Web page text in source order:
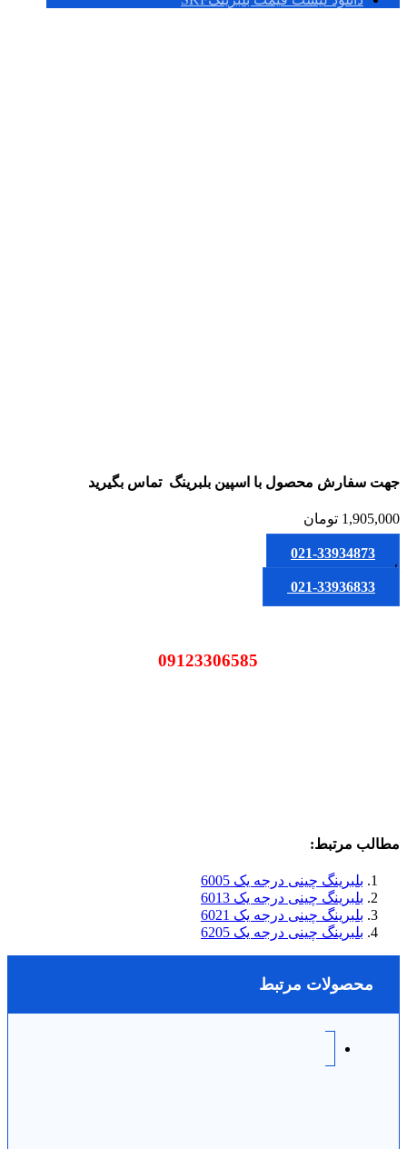
جهت سفارش محصول با اسپین بلبرینگ تماس بگیرید
1,905,000 تومان
021-33934873
یا
021-33936833
مطالب مرتبط:
بلبرینگ چینی درجه یک 6005
بلبرینگ چینی درجه یک 6013
بلبرینگ چینی درجه یک 6021
بلبرینگ چینی درجه یک 6205
محصولات مرتبط